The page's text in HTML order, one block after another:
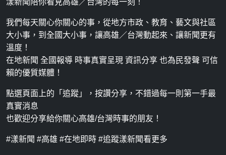
我們每天關心你關心的事，從地方市政、教育、藝文與社區
大小事，到全國大小事，讓高雄／台灣動起來、讓新聞更有
溫度！
在地新聞 全國報導 時事真實呈現 資訊分享 也為民發聲 可信
賴的優質媒體！
點選頁面上的「追蹤」，按讚分享，不錯過每一則第一手最
真實消息
也歡迎分享給你關心高雄/台灣時事的朋友！
#漾新聞 #高雄 #在地即時 #追蹤漾新聞看更多